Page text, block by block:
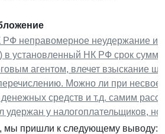
РФ неправомерное неудержание и
в установленный НК РФ срок сумм
агентом, влечет взыскание
Можно ли при
средств и т.д. самим
удержан у налогоплательщиков,
мы пришли к следующему выводу: